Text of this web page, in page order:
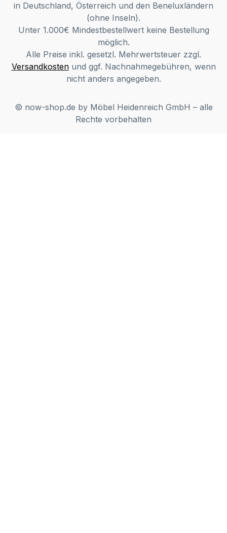
in Deutschland, Österreich und den Beneluxländern
(ohne Inseln).
Unter 1.000€ Mindestbestellwert keine Bestellung
möglich.
Alle Preise inkl. gesetzl. Mehrwertsteuer zzgl.
Versandkostenund ggf. Nachnahmegebühren, wenn
nicht anders angegeben.
© now-shop.de by Möbel Heidenreich GmbH – alle
Rechte vorbehalten